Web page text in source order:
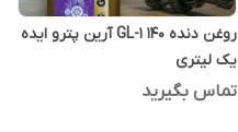
روغن دنده GL-1 140 آرین پترو ایده
یک لیتری
تماس بگیرید